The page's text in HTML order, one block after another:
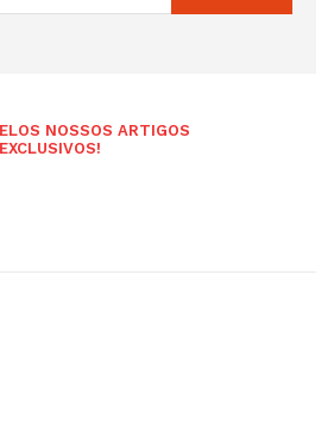
NOSSOS ARTIGOS
EXCLUSIVOS!